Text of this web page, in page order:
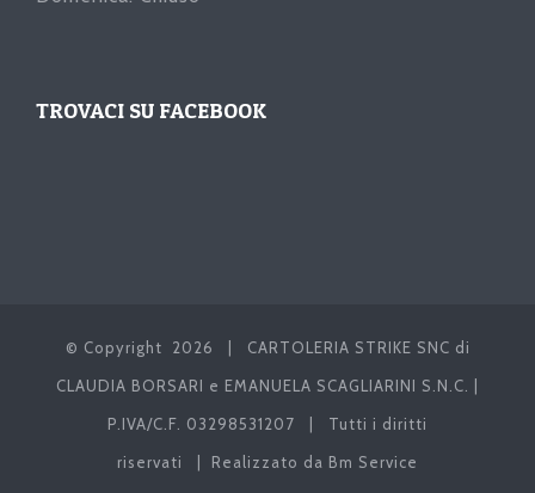
TROVACI SU FACEBOOK
© Copyright 2026 | CARTOLERIA STRIKE SNC di
CLAUDIA BORSARI e EMANUELA SCAGLIARINI S.N.C. |
P.IVA/C.F. 03298531207 | Tutti i diritti
riservati | Realizzato da Bm Service